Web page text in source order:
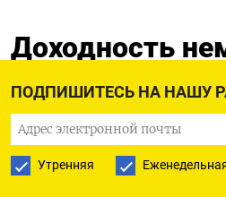
ПОДПИШИТЕСЬ НА НАШУ
Утренняя
Доходность
1мес:
снижения
17.01.2024